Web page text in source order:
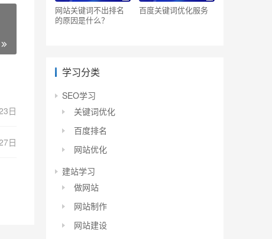
日
日
网站关键词不出排名
的原因是什么？
百度关键词优化服务
学习分类
SEO学习
关键词优化
百度排名
网站优化
建站学习
做网站
网站制作
网站建设